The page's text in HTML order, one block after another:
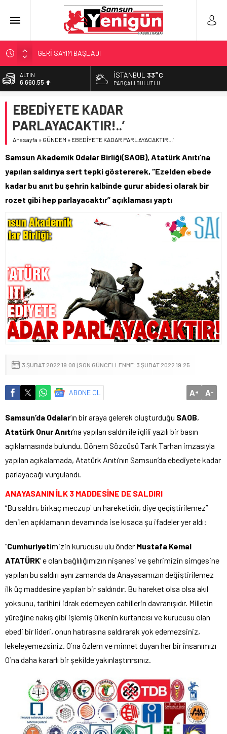
GERİ SAYIM BAŞLADI
SAMSUNSPOR’DA HEDEF 5’İNCİLİK!
‘BAFRA’YA YATIRIM YAPIN!’
YÖNETİCİ SEÇERKEN YAPILAN EN BÜYÜK HATALAR
ALTIN
6.660,55
13.779,39
DOLAR
47,7111
55,1881
İSTANBUL 33°C
PARÇALI BULUTLU
EBEDİYETE KADAR
PARLAYACAKTIR!..’
Anasayfa » GÜNDEM » EBEDİYETE KADAR PARLAYACAKTIR!..’
Samsun Akademik Odalar Birliği(SAOB), Atatürk Anıtı’na
yapılan saldırıya sert tepki göstererek, “Ezelden ebede
kadar bu anıt bu şehrin kalbinde gurur abidesi olarak bir
rozet gibi hep parlayacaktır” açıklaması yaptı
3 ŞUBAT 2022 19:08 | SON GÜNCELLENME: 3 ŞUBAT 2022 19:25
ABONE OL A+ A-
Samsun’da Odalar‘ın bir araya gelerek oluşturduğu SAOB,
Atatürk Onur Anıtı‘na yapılan saldırı ile iglili yazılı bir basın
açıklamasında bulundu. Dönem Sözcüsü Tarık Tarhan imzasıyla
yapılan açıkalamada, Atatürk Anıtı’nın Samsun’da ebediyete kadar
parlayacağı vurgulandı.
ANAYASANIN İLK 3 MADDESİNE DE SALDIRI
“Bu saldırı, birkaç meczup` un hareketidir, diye geçiştirilemez”
denilen açıklamanın devamında ise kısaca şu ifadeler yer aldı:
“Cumhuriyetimizin kurucusu ulu önder Mustafa Kemal
ATATÜRK‘ e olan bağlılığımızın nişanesi ve şehrimizin simgesine
yapılan bu saldırı aynı zamanda da Anayasamızın değiştirilemez
ilk üç maddesine yapılan bir saldırıdır. Bu hareket olsa olsa akıl
yoksunu, tarihini idrak edemeyen cahillerin davranışıdır. Milletin
yüreğine nakış gibi işlemiş ülkenin kurtarıcısı ve kurucusu olan
ebedi bir lideri, onun hatırasına saldırarak yok edemezsiniz,
lekeleyemezsiniz. O`na özlem ve minnet duyan her bir insanımızı
O`na daha kararlı bir şekilde yakınlaştırırsınız.